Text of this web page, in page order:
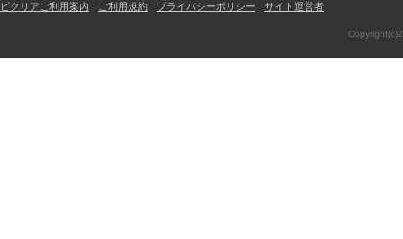
ピクリアご利用案内 ご利用規約 プライバシーポリシー サイト運営者